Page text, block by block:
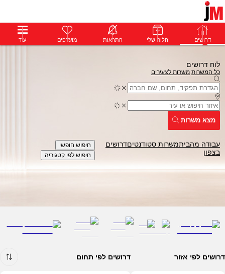
דרושים פרופילים הודעות פרימיום דרושים הלוח שלי התראות מועדפים עוד
לוח דרושים
כל המשרות משרות לצעירים
מצא משרות
עבודה מהביתמשרות סטודנטיםדרושים
בצפון
חיפוש חופשי
חיפוש לפי קטגוריה
דרושים לפי אזור דרושים לפי תחום